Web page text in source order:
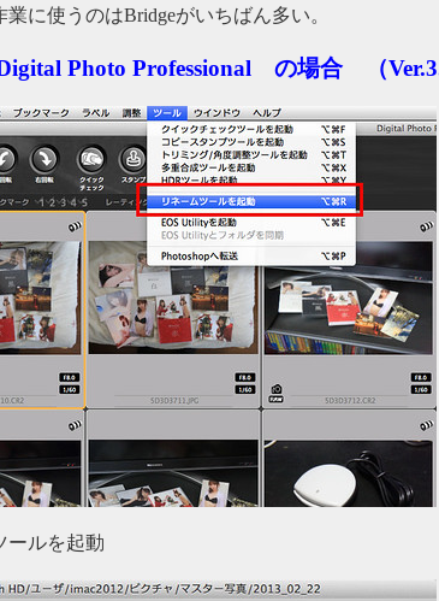
に使うのはBridgeがいちばん多い。
Photo Professional の場合 （
ールを起動